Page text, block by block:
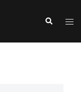
Suche